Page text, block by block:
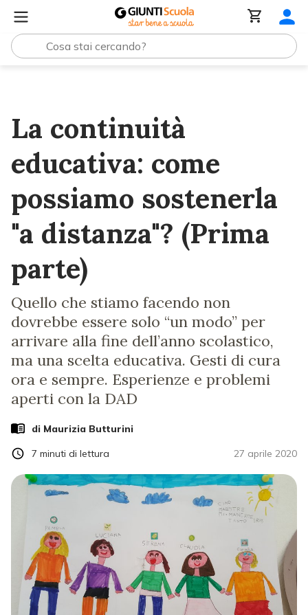
La continuità
educativa: come
possiamo sostenerla
"a distanza"? (Prima
parte)
Quello che stiamo facendo non
dovrebbe essere solo “un modo” per
arrivare alla fine dell’anno scolastico,
ma una scelta educativa. Gesti di cura
ora e sempre. Esperienze e problemi
aperti con la DAD
di Maurizia Butturini
27 aprile 2020
7 minuti di lettura